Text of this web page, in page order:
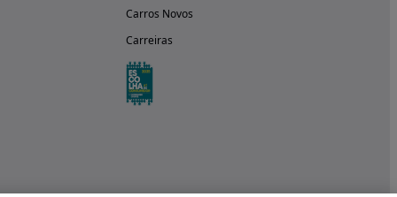
Carros Novos
Carreiras